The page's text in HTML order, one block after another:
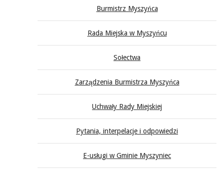
Burmistrz Myszyńca
Rada Miejska w Myszyńcu
Sołectwa
Zarządzenia Burmistrza Myszyńca
Uchwały Rady Miejskiej
Pytania, interpelacje i odpowiedzi
E-usługi w Gminie Myszyniec